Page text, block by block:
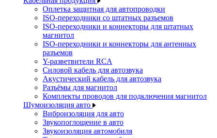
Оплетка защитная для автопроводки
ISO-переходники со штатных разъемов
ISO-переходники и коннекторы для штатных
магнитол
ISO-переходники и коннекторы для антенных
разъемов
Y-разветвители RCA
Силовой кабель для автозвука
Акустический кабель для автозвука
Разъёмы для магнитол
Комплекты проводов для подключения магнитол
Шумоизоляция авто
Виброизоляция для авто
Звукопоглощение в авто
Звукоизоляция автомобиля